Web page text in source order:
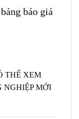
báo giá
THỂ XEM
NGHIỆP MỚI